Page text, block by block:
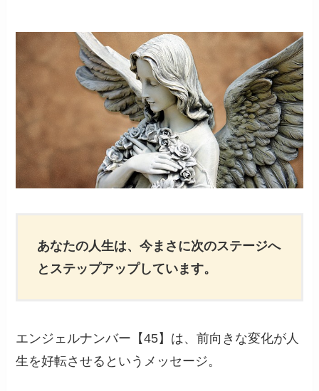
あなたの人生は、今まさに次のステージへ
とステップアップしています。
エンジェルナンバー【45】は、前向きな変化が人
生を好転させるというメッセージ。